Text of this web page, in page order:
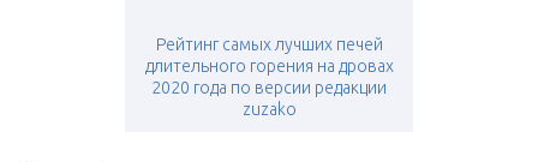
Рейтинг самых лучших печей
длительного горения на дровах
2020 года по версии редакции
zuzako